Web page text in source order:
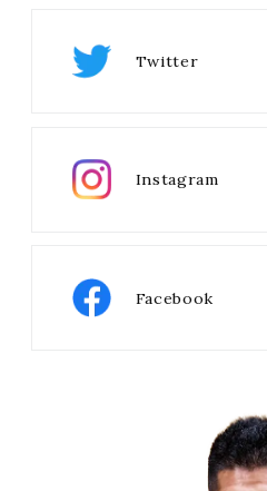
Twitter
Instagram
Facebook